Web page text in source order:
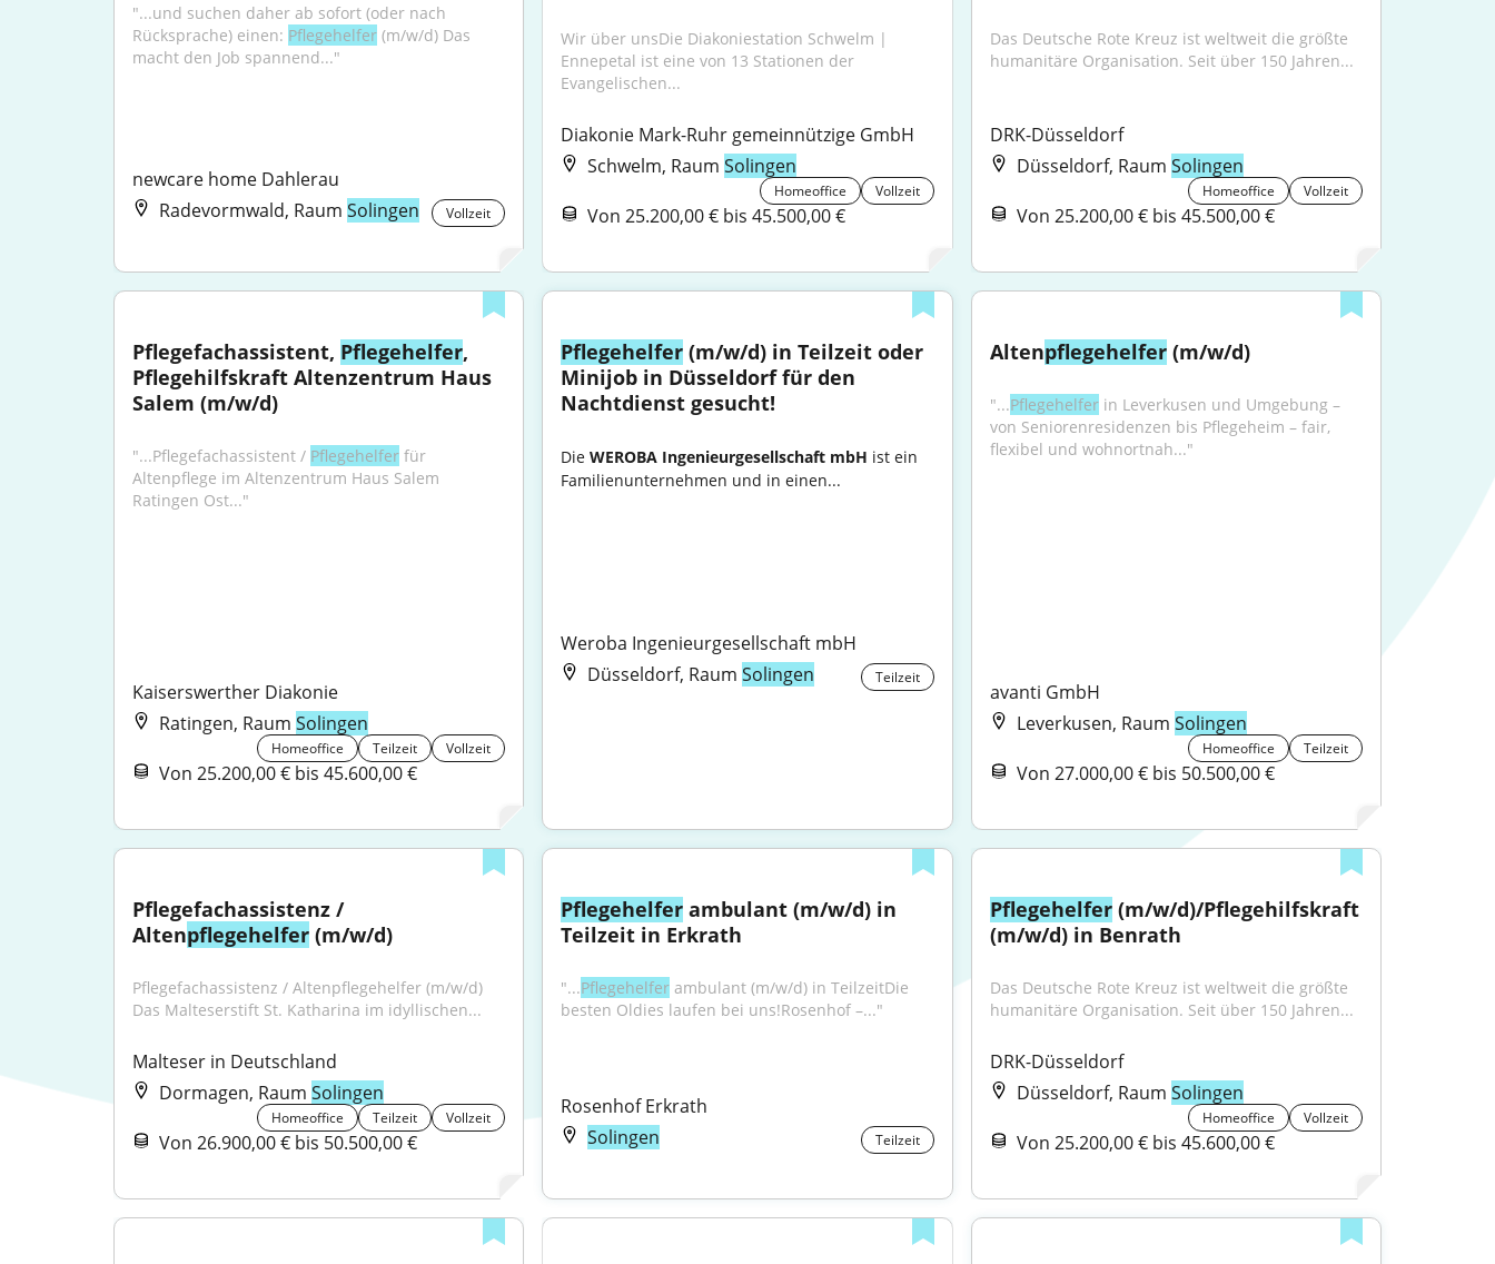
"...und suchen daher ab sofort (oder nach
Rücksprache) einen: Pflegehelfer (m/w/d) Das
macht den Job spannend..."
newcare home Dahlerau
Radevormwald, Raum Solingen Vollzeit
Wir über unsDie Diakoniestation Schwelm |
Ennepetal ist eine von 13 Stationen der
Evangelischen...
Diakonie Mark-Ruhr gemeinnützige GmbH
Schwelm, RaumSolingen
Homeoffice Vollzeit
Von 25.200,00 € bis 45.500,00 €
Das Deutsche Rote Kreuz ist weltweit die größte
humanitäre Organisation. Seit über 150 Jahren...
DRK-Düsseldorf
Düsseldorf, Raum Solingen
Homeoffice Vollzeit
Von 25.200,00 € bis 45.500,00 €
Pflegefachassistent, Pflegehelfer,
Pflegehilfskraft Altenzentrum Haus
Salem (m/w/d)
"...Pflegefachassistent / Pflegehelfer für
Altenpflege im Altenzentrum Haus Salem
Ratingen Ost..."
Kaiserswerther Diakonie
Ratingen, Raum Solingen
Homeoffice Teilzeit Vollzeit
Von 25.200,00 € bis 45.600,00 €
Pflegehelfer (m/w/d) in Teilzeit oder
Minijob in Düsseldorf für den
Nachtdienst gesucht!
Die WEROBA Ingenieurgesellschaft mbH ist ein
Familienunternehmen und in einen...
Weroba Ingenieurgesellschaft mbH
Düsseldorf, RaumSolingen Teilzeit
Altenpflegehelfer (m/w/d)
"...Pflegehelfer in Leverkusen und Umgebung –
von Seniorenresidenzen bis Pflegeheim – fair,
flexibel und wohnortnah..."
avanti GmbH
Leverkusen, Raum Solingen
Homeoffice Teilzeit
Von 27.000,00 € bis 50.500,00 €
Pflegefachassistenz /
Altenpflegehelfer (m/w/d)
Pflegefachassistenz / Altenpflegehelfer (m/w/d)
Das Malteserstift St. Katharina im idyllischen...
Malteser in Deutschland
Dormagen, Raum Solingen
Homeoffice Teilzeit Vollzeit
Von 26.900,00 € bis 50.500,00 €
Pflegehelfer ambulant (m/w/d) in
Teilzeit in Erkrath
"...Pflegehelfer ambulant (m/w/d) in TeilzeitDie
besten Oldies laufen bei uns!Rosenhof –..."
Rosenhof Erkrath
Solingen
Teilzeit
Pflegehelfer (m/w/d)/Pflegehilfskraft
(m/w/d) in Benrath
Das Deutsche Rote Kreuz ist weltweit die größte
humanitäre Organisation. Seit über 150 Jahren...
DRK-Düsseldorf
Düsseldorf, Raum Solingen
Homeoffice Vollzeit
Von 25.200,00 € bis 45.600,00 €